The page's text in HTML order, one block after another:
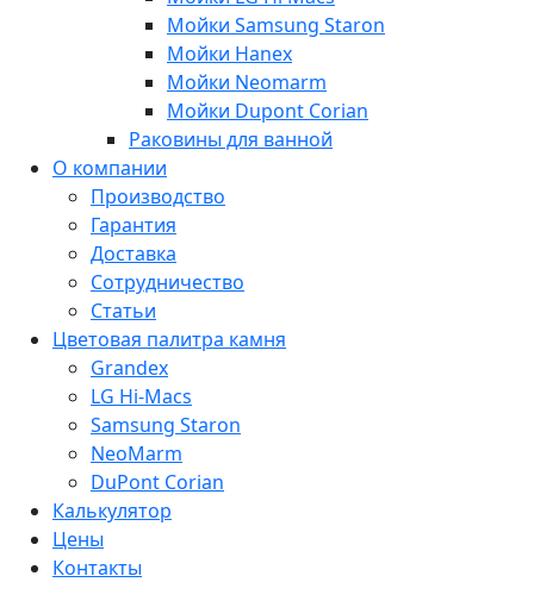
Мойки Samsung Staron
Мойки Hanex
Мойки Neomarm
Мойки Dupont Corian
Раковины для ванной
О компании
Производство
Гарантия
Доставка
Сотрудничество
Статьи
Цветовая палитра камня
Grandex
LG Hi-Macs
Samsung Staron
NeoMarm
DuPont Corian
Калькулятор
Цены
Контакты